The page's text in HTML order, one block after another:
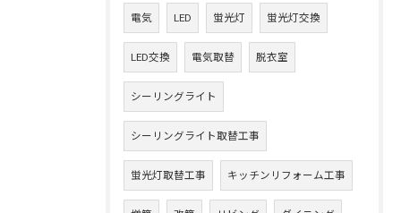
電気 LED 蛍光灯 蛍光灯交換
LED交換 電気取替 脱衣室
シーリングライト
シーリングライト取替工事
蛍光灯取替工事 キッチンリフォーム工事